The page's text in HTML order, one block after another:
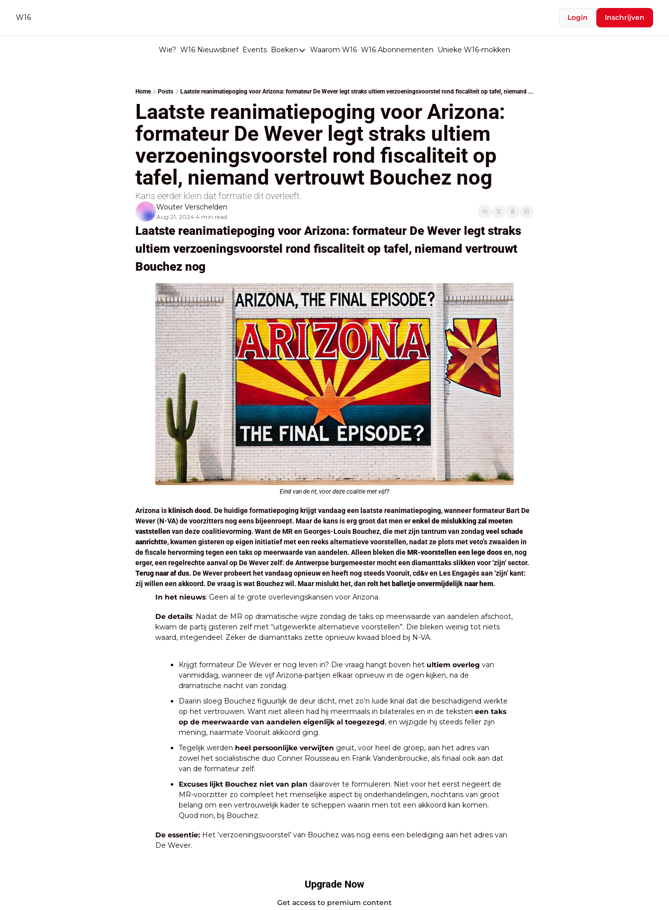
W16 Login Inschrijven
Wie? W16 Nieuwsbrief Events Boeken
Boeken
Boeken
Stop de Persen
Het Merk België
De Doodgravers van België
Waarom W16 W16 Abonnementen Unieke W16-mokken
Home Posts Laatste reanimatiepoging voor Arizona: formateur De Wever legt straks ultiem verzoeningsvoorstel rond fiscaliteit op tafel, niemand vertrouwt Bouchez nog
Laatste reanimatiepoging voor Arizona:
formateur De Wever legt straks ultiem
verzoeningsvoorstel rond fiscaliteit op
tafel, niemand vertrouwt Bouchez nog
Kans eerder klein dat formatie dit overleeft.
Wouter Verschelden
Aug 21, 2024•4 min read
Laatste reanimatiepoging voor Arizona: formateur De Wever legt straks
ultiem verzoeningsvoorstel rond fiscaliteit op tafel, niemand vertrouwt
Bouchez nog
Eind van de rit, voor deze coalitie met vijf?
Arizona is klinisch dood . De huidige formatiepoging krijgt vandaag een laatste reanimatiepoging, wanneer formateur Bart De
Wever (N-VA) de voorzitters nog eens bijeenroept. Maar de kans is erg groot dat men er enkel de mislukking zal moeten
vaststellen van deze coalitievorming. Want de MR en Georges-Louis Bouchez, die met zijn tantrum van zondag veel schade
aanrichtte, kwamen gisteren op eigen initiatief met een reeks alternatieve voorstellen, nadat ze plots met veto’s zwaaiden in
de fiscale hervorming tegen een taks op meerwaarde van aandelen. Alleen bleken die MR-voorstellen een lege doos en, nog
Terug naar af dus. De Wever probeert het vandaag opnieuw en heeft nog steeds Vooruit, cd&v en Les Engagés aan ‘zijn’ kant:
zij willen een akkoord. De vraag is wat Bouchez wil. Maar mislukt het, dan rolt het balletje onvermijdelijk naar hem.
In het nieuws: Geen al te grote overlevingskansen voor Arizona.
De details: Nadat de MR op dramatische wijze zondag de taks op meerwaarde van aandelen afschoot,
kwam de partij gisteren zelf met “uitgewerkte alternatieve voorstellen”. Die bleken weinig tot niets
waard, integendeel. Zeker de diamanttaks zette opnieuw kwaad bloed bij N-VA.
Krijgt formateur De Wever er nog leven in? Die vraag hangt boven het ultiem overleg van
vanmiddag, wanneer de vijf Arizona-partijen elkaar opnieuw in de ogen kijken, na de
dramatische nacht van zondag.
Daarin sloeg Bouchez figuurlijk de deur dicht, met zo’n luide knal dat die beschadigend werkte
op het vertrouwen. Want niet alleen had hij meermaals in bilaterales en in de teksten een taks
op de meerwaarde van aandelen eigenlijk al toegezegd, en wijzigde hij steeds feller zijn
mening, naarmate Vooruit akkoord ging.
Tegelijk werden heel persoonlijke verwijten geuit, voor heel de groep, aan het adres van
zowel het socialistische duo Conner Rousseau en Frank Vandenbroucke, als finaal ook aan dat
van de formateur zelf.
Excuses lijkt Bouchez niet van plan daarover te formuleren. Niet voor het eerst negeert de
MR-voorzitter zo compleet het menselijke aspect bij onderhandelingen, nochtans van groot
belang om een vertrouwelijk kader te scheppen waarin men tot een akkoord kan komen.
Quod non, bij Bouchez.
De essentie: Het ‘verzoeningsvoorstel’ van Bouchez was nog eens een belediging aan het adres van
De Wever.
Upgrade Now
Get access to premium content